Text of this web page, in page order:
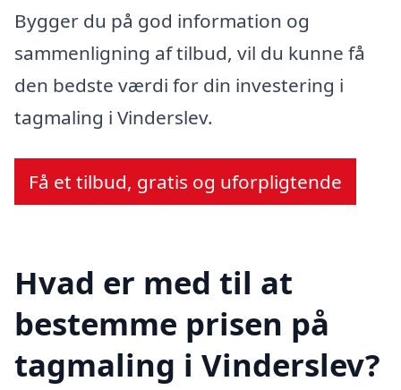
Bygger du på god information og
sammenligning af tilbud, vil du kunne få
den bedste værdi for din investering i
tagmaling i Vinderslev.
Få et tilbud, gratis og uforpligtende
Hvad er med til at
bestemme prisen på
tagmaling i Vinderslev?